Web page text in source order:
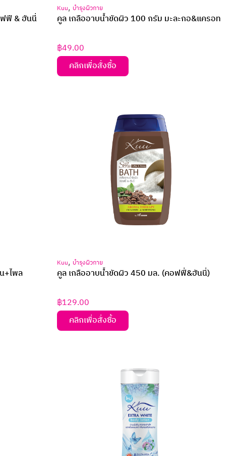
ฟี & ฮันนี่
Kuu, บำรุงผิวกาย
คูล เกลืออาบน้ำขัดผิว 100 กรัม มะละกอ&แครอท
฿49.00
คลิกเพื่อสั่งซื้อ
+ไพล
Kuu, บำรุงผิวกาย
คูล เกลืออาบน้ำขัดผิว 450 มล. (คอฟฟี่&ฮันนี่)
฿129.00
คลิกเพื่อสั่งซื้อ